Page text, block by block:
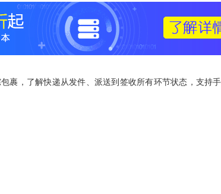
裹，了解快递从发件、派送到签收所有环节状态，支持